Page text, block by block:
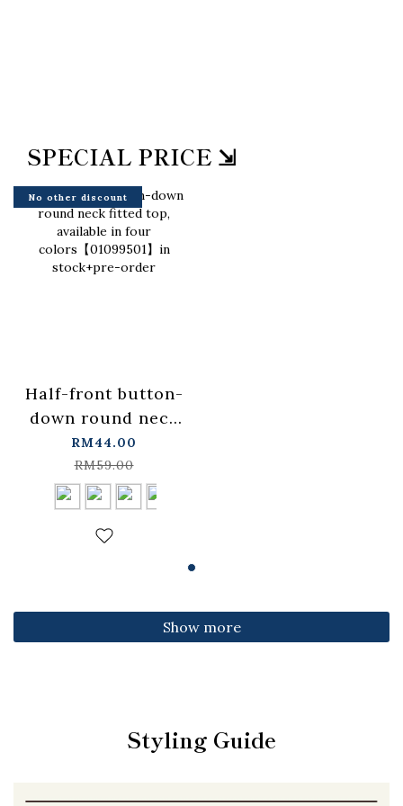
SPECIAL PRICE ⇲
No other discount
Half-front button-
down round neck
fitted top,
available in four
colors【01099501】
in stock+pre-order
RM44.00
RM59.00
Show more
Styling Guide